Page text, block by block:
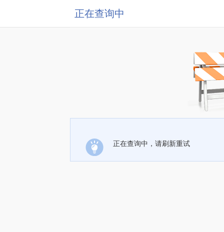
正在查询中
正在查询中，请刷新重试